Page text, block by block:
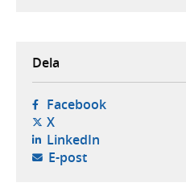
Dela
Facebook- öppnas i
X- öppnas i ny flik,
LinkedIn- öppnas i ny
E-post- öppnar din e-